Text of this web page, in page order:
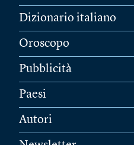
Dizionario italiano
Oroscopo
Pubblicità
Paesi
Autori